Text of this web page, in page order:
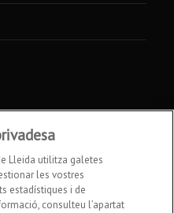
Lleida utilitza galetes
les vostres
estadístiques i de
consulteu l’apartat